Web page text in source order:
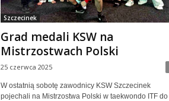
Szczecinek
Grad medali KSW na
Mistrzostwach Polski
25 czerwca 2025
W ostatnią sobotę zawodnicy KSW Szczecinek
pojechali na Mistrzostwa Polski w taekwondo ITF do